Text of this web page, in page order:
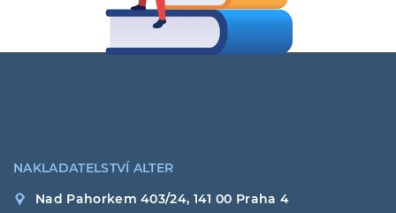
NAKLADATELSTVÍ ALTER
Nad Pahorkem 403/24, 141 00 Praha 4